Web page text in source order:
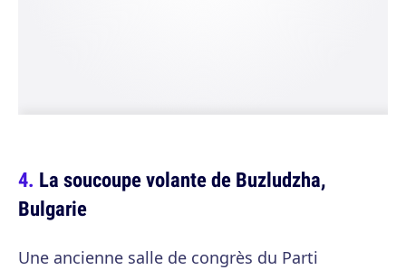
La soucoupe volante de Buzludzha,
Bulgarie
Une ancienne salle de congrès du Parti